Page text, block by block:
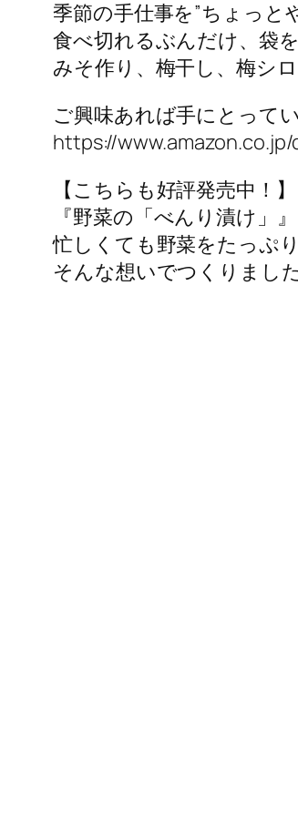
季節の手仕事を”ちょっと
食べ切れるぶんだけ、袋
みそ作り、梅干し、梅シ
ご興味あれば手にとって
https://
【こちらも好評発売中！】
『野菜の「べんり漬け」』
忙しくても野菜をたっぷ
そんな想いでつくりました